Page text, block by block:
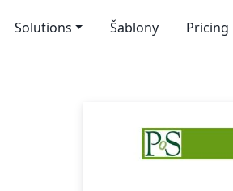
Solutions Šablony Pricing